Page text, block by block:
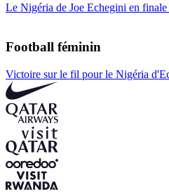
Le Nigéria de Joe Echegini en
Football féminin
Victoire sur le fil pour le Nigéria